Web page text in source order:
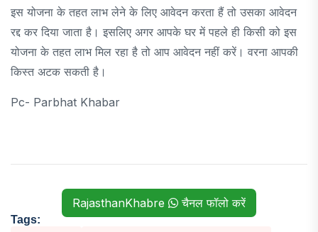
इस योजना के तहत लाभ लेने के लिए आवेदन करता हैं तो उसका आवेदन
रद्द कर दिया जाता है। इसलिए अगर आपके घर में पहले ही किसी को इस
योजना के तहत लाभ मिल रहा है तो आप आवेदन नहीं करें। वरना आपकी
किस्त अटक सकती है।
Pc- Parbhat Khabar
RajasthanKhabre चैनल फॉलो करें
Tags: